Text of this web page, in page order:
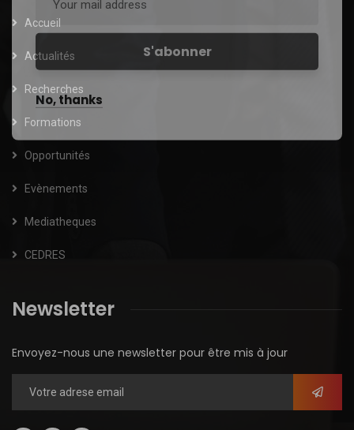
Accueil
Actualités
Recherches
Formations
Opportunités
Evènements
Mediatheques
CEDRES
Newsletter
Envoyez-nous une newsletter pour être mis à jour
No, thanks